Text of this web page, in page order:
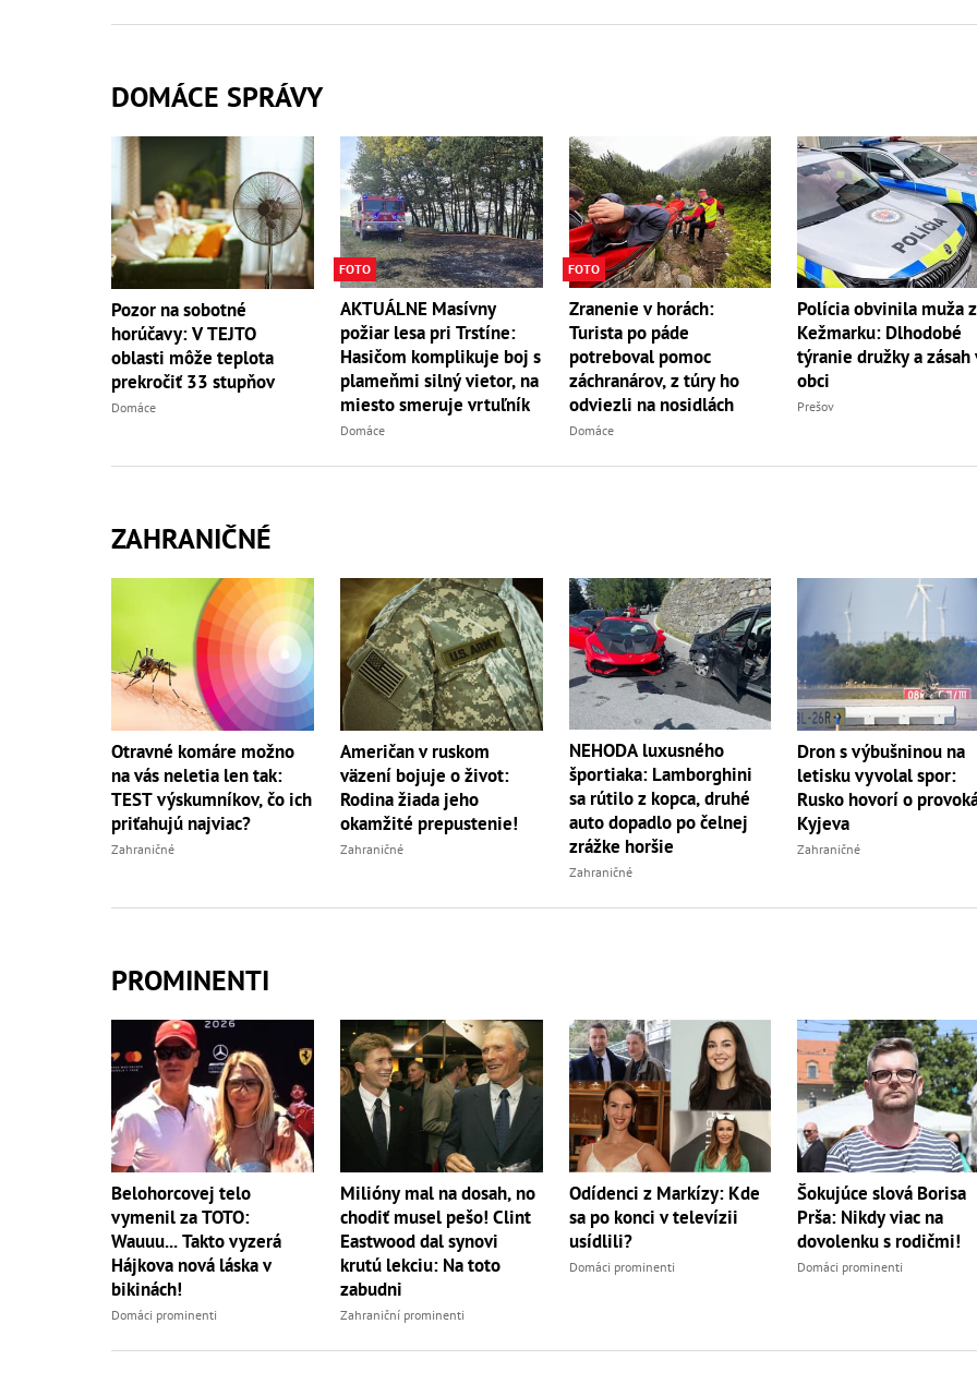
DOMÁCE SPRÁVY
Pozor na sobotné
horúčavy: V TEJTO
oblasti môže teplota
prekročiť 33 stupňov
Domáce
FOTO
AKTUÁLNE Masívny
požiar lesa pri Trstíne:
Hasičom komplikuje boj s
plameňmi silný vietor, na
miesto smeruje vrtuľník
Domáce
FOTO
Zranenie v horách:
Turista po páde
potreboval pomoc
záchranárov, z túry ho
odviezli na nosidlách
Domáce
Polícia obvinila muža z
Kežmarku: Dlhodobé
týranie družky a zásah
obci
Prešov
ZAHRANIČNÉ
Otravné komáre možno
na vás neletia len tak:
TEST výskumníkov, čo ich
priťahujú najviac?
Zahraničné
Američan v ruskom
väzení bojuje o život:
Rodina žiada jeho
okamžité prepustenie!
Zahraničné
NEHODA luxusného
športiaka: Lamborghini
sa rútilo z kopca, druhé
auto dopadlo po čelnej
zrážke horšie
Zahraničné
Dron s výbušninou na
letisku vyvolal spor:
Rusko hovorí o
Kyjeva
Zahraničné
PROMINENTI
Belohorcovej telo
vymenil za TOTO:
Wauuu... Takto vyzerá
Hájkova nová láska v
bikinách!
Domáci prominenti
Milióny mal na dosah, no
chodiť musel pešo! Clint
Eastwood dal synovi
krutú lekciu: Na toto
zabudni
Zahraniční prominenti
Odídenci z Markízy: Kde
sa po konci v televízii
usídlili?
Domáci prominenti
Šokujúce slová Borisa
Prša: Nikdy viac na
dovolenku s rodičmi!
Domáci prominenti